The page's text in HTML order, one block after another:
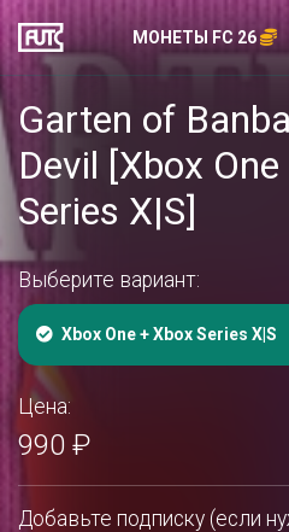
МОНЕТЫ FC 26
Garten of
Devil [Xbox
Series X|S]
Выберите вариант:
Xbox One + Xbox Series X|S
Цена:
990 ₽
Добавьте подписку (если